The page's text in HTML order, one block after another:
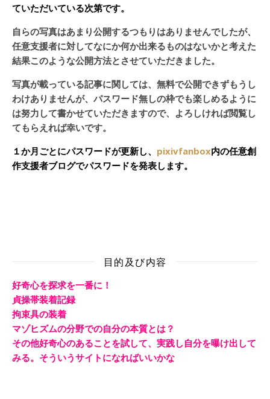
ていただいている次第です。
自らの写真はあまり公開するつもりはありませんでしたが、
任意支援者に対してなにか何か出来るものはないかと考えた
結果このような公開方法とさせていただきました。
写真が載っている記事に関しては、無料で公開できずもうし
わけありませんが、パスワード無しの枠でも楽しめるように
は努力して書かせていただきますので、よろしければ閲覧し
てもらえれば幸いです。
１か月ごとにパスワードが更新し、 pixivfanbox内の任意創
作支援者ブログでパスワードを発表します。
目的及び内容
好奇心を探求を一番に！
貞操帯装着記録
拘束具の装着
マゾヒズムの分野での自分の本質とは？
その他好奇心のあることを試して、実践し自分を曝け出して
みる。そういうサイトになればいいかな